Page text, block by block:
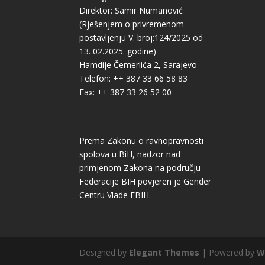
Direktor: Samir Numanović
(Rješenjem o privremenom
postavljenju V. broj:124/2025 od
13. 02.2025. godine)
Hamdije Čemerlića 2, Sarajevo
Telefon: ++ 387 33 66 58 83
Fax: ++ 387 33 26 52 00
Prema Zakonu o ravnopravnosti
spolova u BiH, nadzor nad
primjenom Zakona na području
Federacije BIH povjeren je Gender
Centru Vlade FBIH.
Designed by Elegant Themes | Powered by